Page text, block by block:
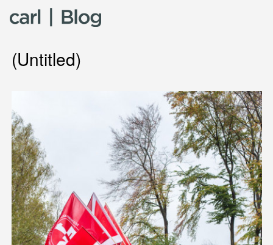
Skip to content
(Untitled)